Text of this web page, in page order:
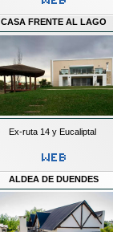
CASA FRENTE AL LAGO
Ex-ruta 14 y Eucaliptal
ALDEA DE DUENDES